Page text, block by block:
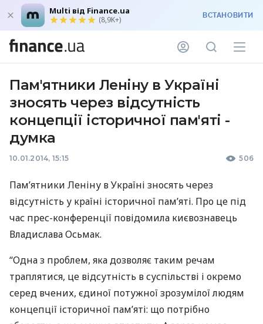
Multi від Finance.ua
(8,9K+) ВСТАНОВИТИ
Пам'ятники Леніну в Україні
зносять через відсутність
концепції історичної пам'яті -
думка
10.01.2014, 15:15 506
Пам’ятники Леніну в Україні зносять через
відсутність у країні історичної пам’яті. Про це під
час прес-конференції повідомила києвознавець
Владислава Осьмак.
“Одна з проблем, яка дозволяє таким речам
траплятися, це відсутність в суспільстві і окремо
серед вчених, єдиної потужної зрозумілої людям
концепції історичної пам’яті: що потрібно